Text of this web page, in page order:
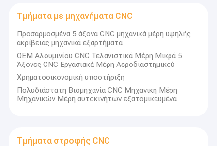
Τμήματα με μηχανήματα CNC
Προσαρμοσμένα 5 άξονα CNC μηχανικά μέρη υψηλής
ακρίβειας μηχανικά εξαρτήματα
OEM Αλουμινίου CNC Τελανιστικά Μέρη Μικρά 5
Άξονες CNC Εργασιακά Μέρη Αεροδιαστημικού
Χρηματοοικονομική υποστήριξη
Πολυδιάστατη Βιομηχανία CNC Μηχανική Μέρη
Μηχανικών Μέρη αυτοκινήτων εξατομικευμένα
Τμήματα στροφής CNC